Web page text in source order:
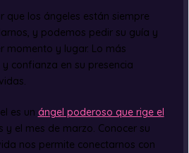
que los ángeles están siempre
y podemos pedir su guía y
momento y lugar. Lo más
confianza en su presencia
es un ángel poderoso que rige el
y el mes de marzo. Conocer su
nos permite conectarnos con